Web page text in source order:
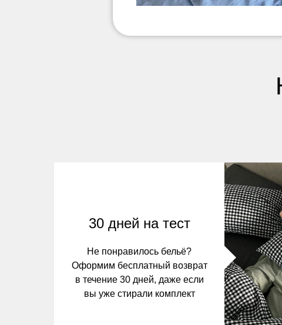
30 дней на тест
Не понравилось бельё?
Оформим бесплатный возврат
в течение 30 дней, даже если
вы уже стирали комплект